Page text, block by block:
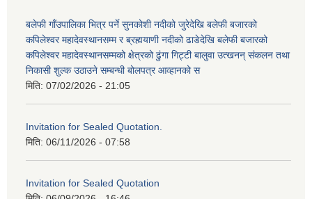
बलेफी गाँउपालिका भित्र पर्ने सुनकोशी नदीको जुरेदेखि बलेफी बजारको
कपिलेश्वर महादेवस्थानसम्म र ब्रह्मयाणी नदीको ढाडेदेखि बलेफी बजारको
कपिलेश्वर महादेवस्थानसम्मको क्षेत्रको ढुंगा गिट्टी बालुवा उत्खनन् संकलन तथा
निकासी शुल्क उठाउने सम्बन्धी बोलपत्र आव्हानको स
मिति: 07/02/2026 - 21:05
Invitation for Sealed Quotation.
मिति: 06/11/2026 - 07:58
Invitation for Sealed Quotation